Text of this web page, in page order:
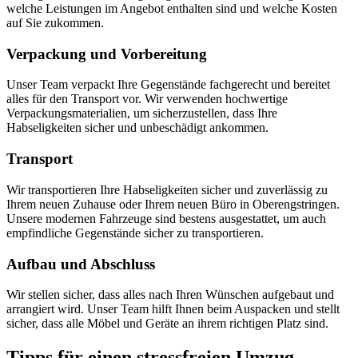
welche Leistungen im Angebot enthalten sind und welche Kosten
auf Sie zukommen.
Verpackung und Vorbereitung
Unser Team verpackt Ihre Gegenstände fachgerecht und bereitet
alles für den Transport vor. Wir verwenden hochwertige
Verpackungsmaterialien, um sicherzustellen, dass Ihre
Habseligkeiten sicher und unbeschädigt ankommen.
Transport
Wir transportieren Ihre Habseligkeiten sicher und zuverlässig zu
Ihrem neuen Zuhause oder Ihrem neuen Büro in Oberengstringen.
Unsere modernen Fahrzeuge sind bestens ausgestattet, um auch
empfindliche Gegenstände sicher zu transportieren.
Aufbau und Abschluss
Wir stellen sicher, dass alles nach Ihren Wünschen aufgebaut und
arrangiert wird. Unser Team hilft Ihnen beim Auspacken und stellt
sicher, dass alle Möbel und Geräte an ihrem richtigen Platz sind.